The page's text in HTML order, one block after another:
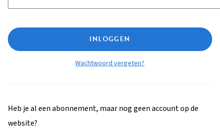
INLOGGEN
Wachtwoord vergeten?
Heb je al een abonnement, maar nog geen account op de
website?